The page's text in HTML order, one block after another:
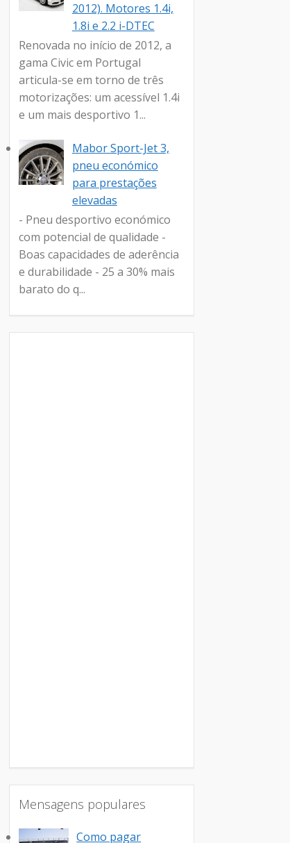
2012). Motores 1.4i,
1.8i e 2.2 i-DTEC
Renovada no início de 2012, a
gama Civic em Portugal
articula-se em torno de três
motorizações: um acessível 1.4i
e um mais desportivo 1...
Mabor Sport-Jet 3,
pneu económico
para prestações
elevadas
- Pneu desportivo económico
com potencial de qualidade -
Boas capacidades de aderência
e durabilidade - 25 a 30% mais
barato do q...
Mensagens populares
Como pagar